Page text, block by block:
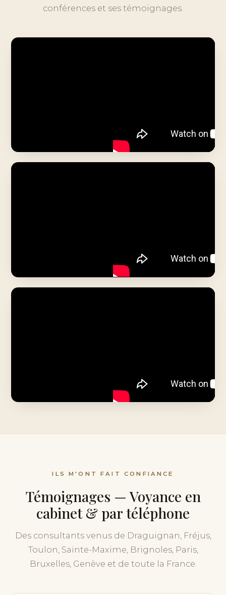
conférences et ses témoignages.
ILS M'ONT FAIT CONFIANCE
Témoignages — Voyance en
cabinet & par téléphone
Des consultants venus de Draguignan, Fréjus,
Toulon, Sainte-Maxime, Brignoles, Paris,
Bruxelles, Genève et de toute la France.